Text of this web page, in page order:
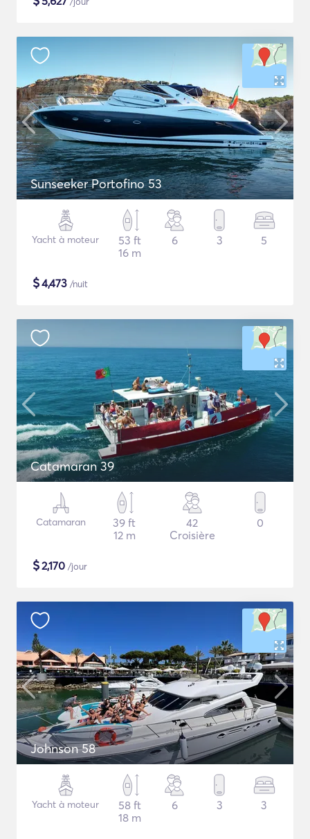
Sunseeker Portofino 53
Yacht à moteur
53 ft
16 m
6 3 5
$4,473 /nuit
Catamaran 39
Catamaran
39 ft
12 m
42
Croisière
0
$2,170 /jour
Johnson 58
Yacht à moteur
58 ft
18 m
6 3 3